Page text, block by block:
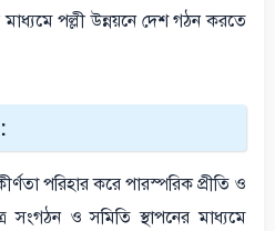
মাধ্যমে পল্লী উন্নয়নে দেশ গঠন করতে
পরিহার করে পারস্পরিক প্রীতি ও
সংগঠন ও সমিতি স্থাপনের মাধ্যমে